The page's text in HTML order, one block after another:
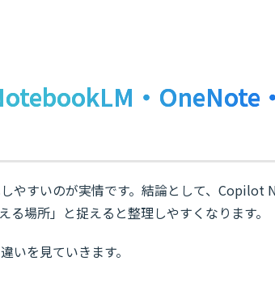
・OneNote
やすいのが実情です。結論として、Copilot
場所」と捉えると整理しやすくなります。
いを見ていきます。